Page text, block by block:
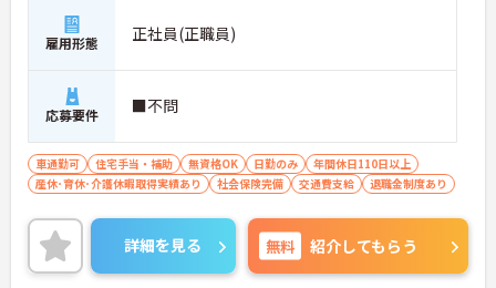
雇用形態 正社員(正職員)
応募要件 ■不問
車通勤可 住宅手当・補助 無資格OK 日勤のみ
年間休日110日以上
産休･育休･介護休暇取得実績あり
社会保険完備 交通費支給 退職金制度あり
詳細を見る 無料 紹介してもらう